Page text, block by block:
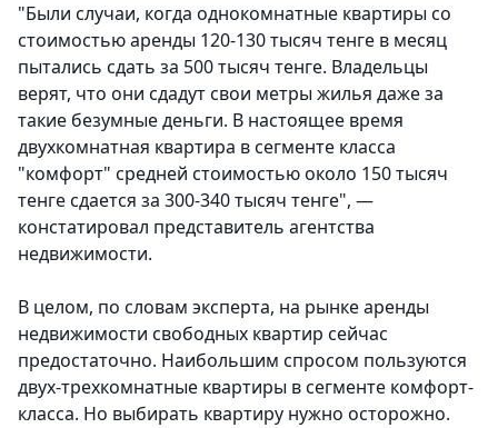
"Были случаи, когда однокомнатные квартиры со
стоимостью аренды 120-130 тысяч тенге в месяц
пытались сдать за 500 тысяч тенге. Владельцы
верят, что они сдадут свои метры жилья даже за
такие безумные деньги. В настоящее время
двухкомнатная квартира в сегменте класса
"комфорт" средней стоимостью около 150 тысяч
тенге сдается за 300-340 тысяч тенге", —
констатировал представитель агентства
недвижимости.
В целом, по словам эксперта, на рынке аренды
недвижимости свободных квартир сейчас
предостаточно. Наибольшим спросом пользуются
двух-трехкомнатные квартиры в сегменте комфорт-
класса. Но выбирать квартиру нужно осторожно.